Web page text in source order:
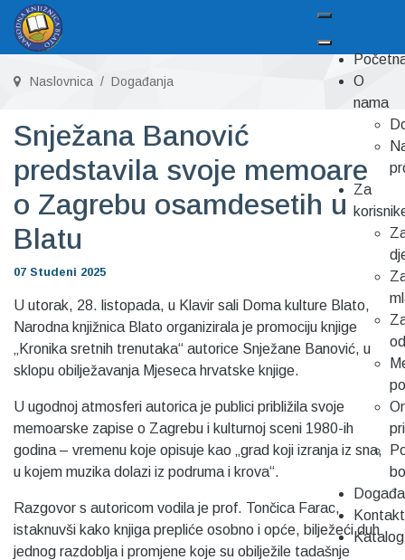
O
nama
Za
Kontakt
Katalog
Naslovnica Događanja
Snježana Banović
predstavila svoje memoare
o Zagrebu osamdesetih u
Blatu
07 Studeni 2025
U utorak, 28. listopada, u Klavir sali Doma kulture Blato,
Narodna knjižnica Blato organizirala je promociju knjige
„Kronika sretnih trenutaka“ autorice Snježane Banović, u
sklopu obilježavanja Mjeseca hrvatske knjige.
U ugodnoj atmosferi autorica je publici približila svoje
memoarske zapise o Zagrebu i kulturnoj sceni 1980-ih
godina – vremenu koje opisuje kao „grad koji izranja iz sna,
u kojem muzika dolazi iz podruma i krova“.
Razgovor s autoricom vodila je prof. Tončica Farac,
istaknuvši kako knjiga prepliće osobno i opće, bilježeći duh
jednog razdoblja i promjene koje su obilježile tadašnje